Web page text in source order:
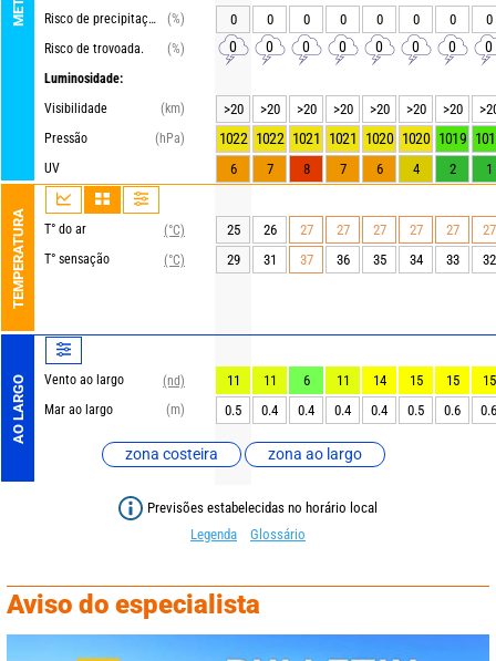
Risco de precipitações
(%)
Risco de trovoada.
(%)
Luminosidade:
Visibilidade
(km)
Pressão
(hPa)
UV
TEMPERATURA T° do ar
(°C)
T° sensação
(°C)
AO LARGO Vento ao largo
(nd)
Mar ao largo
(m)
zona costeira zona ao largo
0 0 0 0 0 0 0 0
0 0 0 0 0 0 0 0
>20 >20 >20 >20 >20 >20 >20
1022 1022 1021 1021 1020 1020 1019
6 7 8 7 6 4 2 1
25 26 27 27 27 27 27
27
29
31 37 36 35 34 33 32
11 11 6 11 14 15 15
15
0.5
0.4 0.4 0.4 0.4 0.5 0.6 0.6
Previsões estabelecidas no horário local
Legenda
Glossário
Aviso do especialista